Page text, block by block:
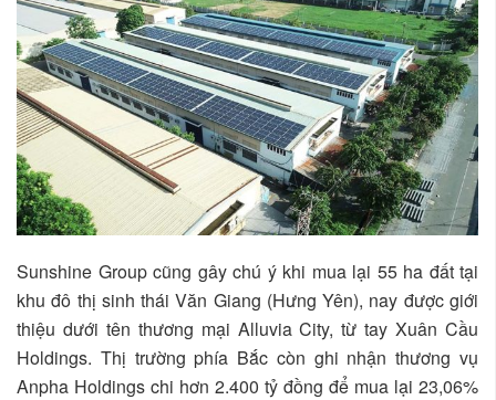
Sunshine Group cũng gây chú ý khi mua lại 55 ha đất tại
khu đô thị sinh thái Văn Giang (Hưng Yên), nay được giới
thiệu dưới tên thương mại Alluvia City, từ tay Xuân Cầu
Holdings. Thị trường phía Bắc còn ghi nhận thương vụ
Anpha Holdings chi hơn 2.400 tỷ đồng để mua lại 23,06%